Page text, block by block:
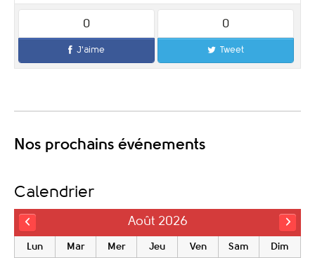
0
J'aime
0
Tweet
Nos prochains événements
Calendrier
Août 2026
Lun Mar Mer Jeu Ven Sam Dim